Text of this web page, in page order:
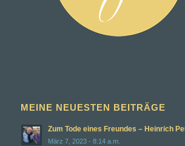
MEINE NEUESTEN BEITRÄGE
Zum Tode eines Freundes – Heinrich
März 7, 2023 - 8:14 a.m.